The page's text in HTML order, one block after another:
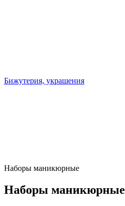
Бижутерия, украшения
Наборы маникюрные
Наборы маникюрные